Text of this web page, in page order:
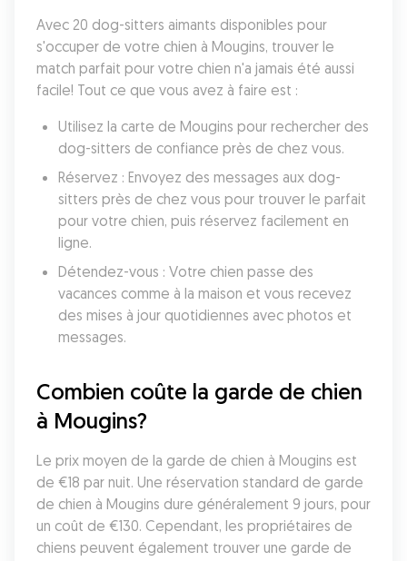
Avec 20 dog-sitters aimants disponibles pour
s'occuper de votre chien à Mougins, trouver le
match parfait pour votre chien n'a jamais été aussi
facile! Tout ce que vous avez à faire est :
Utilisez la carte de Mougins pour rechercher des
dog-sitters de confiance près de chez vous.
Réservez : Envoyez des messages aux dog-
sitters près de chez vous pour trouver le parfait
pour votre chien, puis réservez facilement en
ligne.
Détendez-vous : Votre chien passe des
vacances comme à la maison et vous recevez
des mises à jour quotidiennes avec photos et
messages.
Combien coûte la garde de chien
à Mougins?
Le prix moyen de la garde de chien à Mougins est
de €18 par nuit. Une réservation standard de garde
de chien à Mougins dure généralement 9 jours, pour
un coût de €130. Cependant, les propriétaires de
chiens peuvent également trouver une garde de